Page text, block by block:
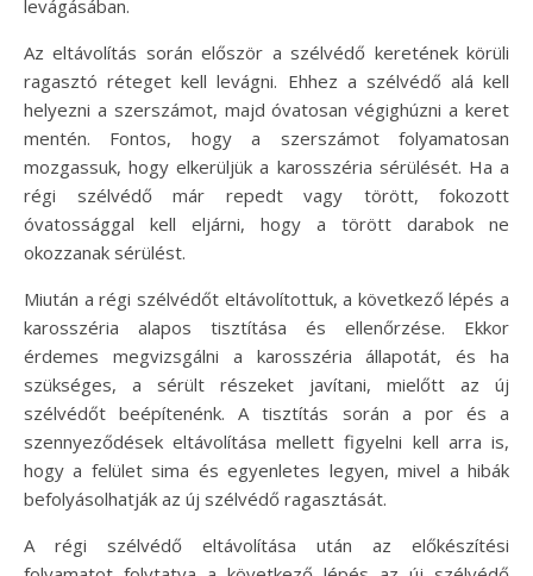
levágásában.
Az eltávolítás során először a szélvédő keretének körüli
ragasztó réteget kell levágni. Ehhez a szélvédő alá kell
helyezni a szerszámot, majd óvatosan végighúzni a keret
mentén. Fontos, hogy a szerszámot folyamatosan
mozgassuk, hogy elkerüljük a karosszéria sérülését. Ha a
régi szélvédő már repedt vagy törött, fokozott
óvatossággal kell eljárni, hogy a törött darabok ne
okozzanak sérülést.
Miután a régi szélvédőt eltávolítottuk, a következő lépés a
karosszéria alapos tisztítása és ellenőrzése. Ekkor
érdemes megvizsgálni a karosszéria állapotát, és ha
szükséges, a sérült részeket javítani, mielőtt az új
szélvédőt beépítenénk. A tisztítás során a por és a
szennyeződések eltávolítása mellett figyelni kell arra is,
hogy a felület sima és egyenletes legyen, mivel a hibák
befolyásolhatják az új szélvédő ragasztását.
A régi szélvédő eltávolítása után az előkészítési